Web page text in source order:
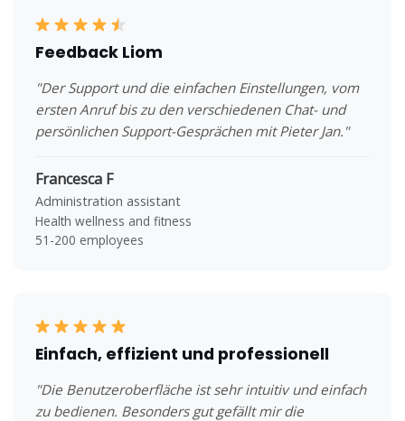
Feedback Liom
"Der Support und die einfachen Einstellungen, vom
ersten Anruf bis zu den verschiedenen Chat- und
persönlichen Support-Gesprächen mit Pieter Jan."
Francesca F
Administration assistant
Health wellness and fitness
51-200 employees
Einfach, effizient und professionell
"Die Benutzeroberfläche ist sehr intuitiv und einfach
zu bedienen. Besonders gut gefällt mir die